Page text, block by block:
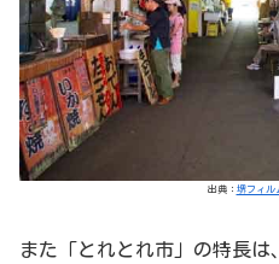
出典： 堺フィル
また「とれとれ市」の特長